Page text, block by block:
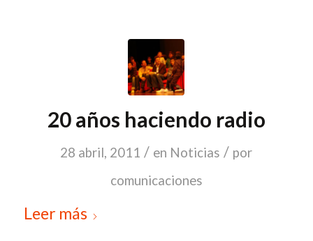
20 años haciendo radio
28 abril, 2011 / en Noticias / por
comunicaciones
Leer más